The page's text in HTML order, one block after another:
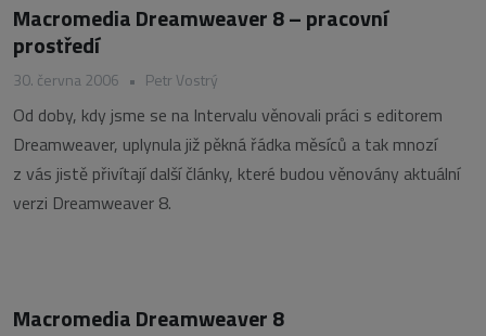
Macromedia Dreamweaver 8 – pracovní
prostředí
30. června 2006 • Petr Vostrý
Od doby, kdy jsme se na Intervalu věnovali práci s editorem
Dreamweaver, uplynula již pěkná řádka měsíců a tak mnozí
z vás jistě přivítají další články, které budou věnovány aktuální
verzi Dreamweaver 8.
Macromedia Dreamweaver 8